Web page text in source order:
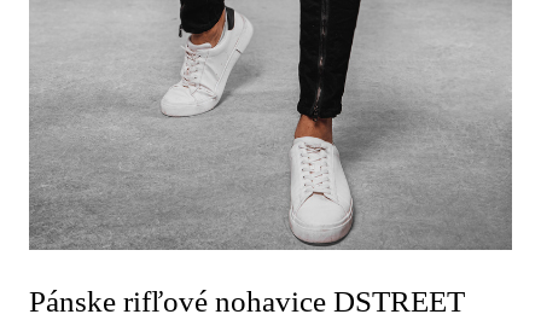
Pánske rifľové nohavice DSTREET